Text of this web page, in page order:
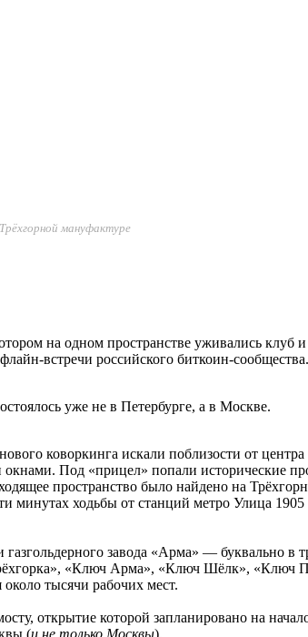
мануфактуре
на одном пространстве уживались клуб
встречи российского биткоин-сообщества.
уже не в Петербурге, а в Москве.
коворкинга искали поблизости от центра
Под «прицел» попали исторические
пространство было найдено на
минутах ходьбы от станций метро Улица 1905
завода «Арма» — буквально в
«Ключ Арма», «Ключ Шёлк», «Ключ
тысячи рабочих мест.
открытие которой запланировано на
(и не только Москвы).